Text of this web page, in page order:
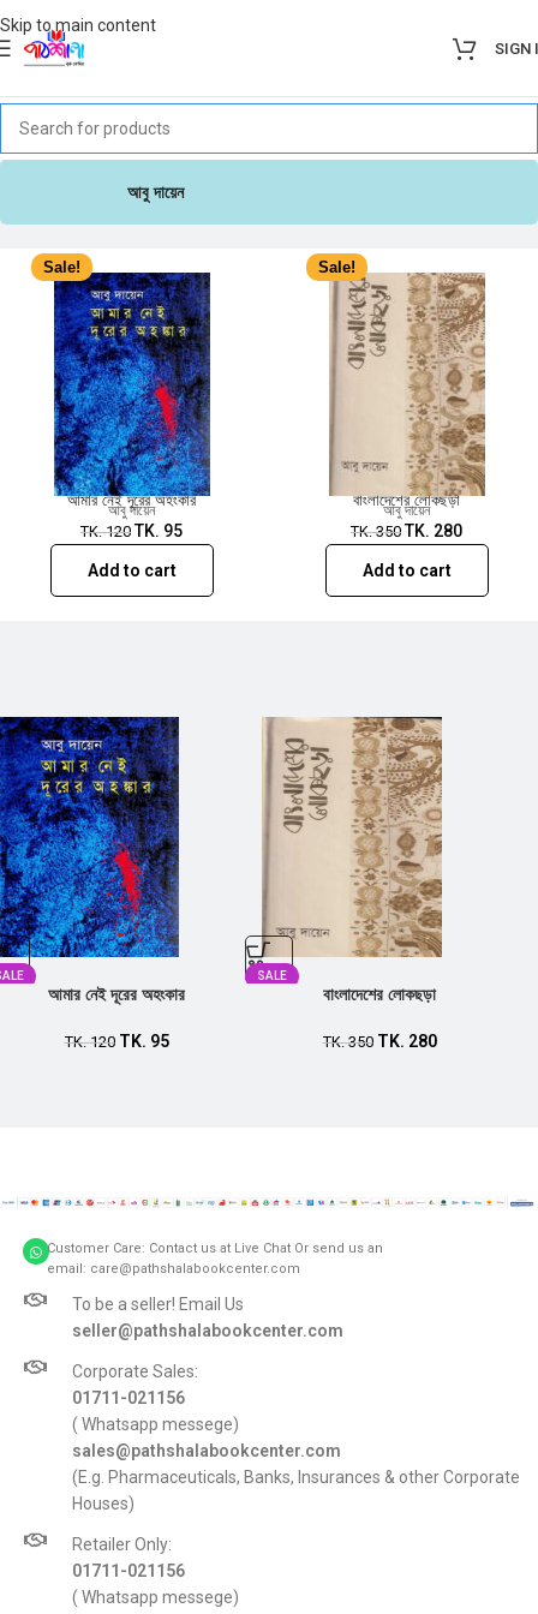
Skip to main content
SIGN
আবু দায়েন
Sale!
আমার নেই দূরের অহংকার
আবু দায়েন
TK.120 TK. 95
Add to cart
Sale!
বাংলাদেশের লোকছড়া
আবু দায়েন
TK.350 TK. 280
Add to cart
আমার নেই দূরের অহংকার
TK.120 TK. 95
SALE
বাংলাদেশের লোকছড়া
TK.350 TK. 280
Customer Care: Contact us at Live Chat Or send us an
email: care@pathshalabookcenter.com
To be a seller! Email Us
seller@pathshalabookcenter.com
Corporate Sales:
01711-021156
( Whatsapp messege)
sales@pathshalabookcenter.com
(E.g. Pharmaceuticals, Banks, Insurances & other Corporate
Houses)
Retailer Only:
01711-021156
( Whatsapp messege)